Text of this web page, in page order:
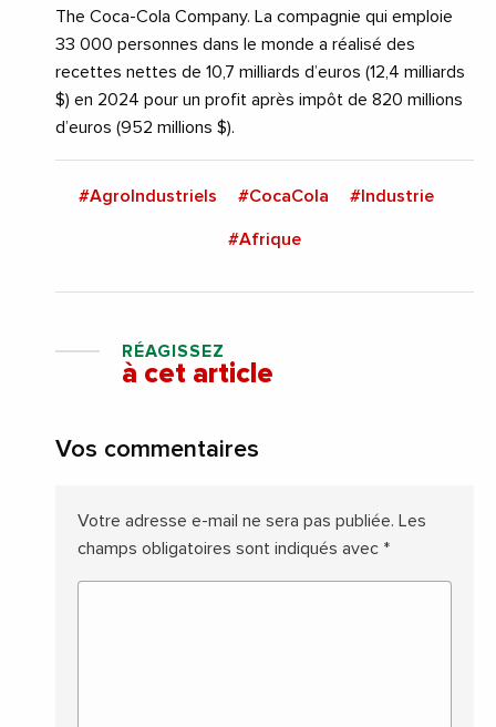
The Coca-Cola Company. La compagnie qui emploie
33 000 personnes dans le monde a réalisé des
recettes nettes de 10,7 milliards d’euros (12,4 milliards
$) en 2024 pour un profit après impôt de 820 millions
d’euros (952 millions $).
#AgroIndustriels #CocaCola #Industrie
#Afrique
RÉAGISSEZ
à cet article
Vos commentaires
Votre adresse e-mail ne sera pas publiée. Les
champs obligatoires sont indiqués avec *